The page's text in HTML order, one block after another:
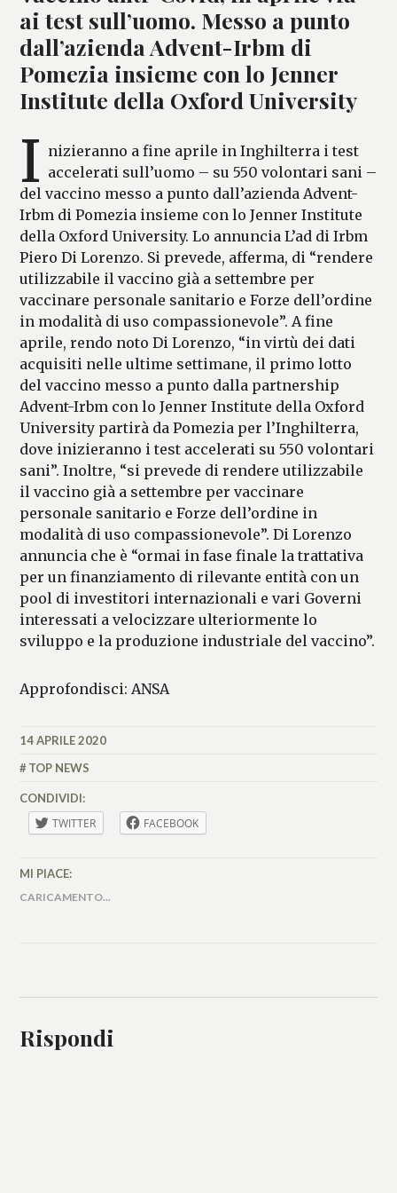
ai test sull’uomo. Messo a punto
dall’azienda Advent-Irbm di
Pomezia insieme con lo Jenner
Institute della Oxford University
I nizieranno a fine aprile in Inghilterra i test
accelerati sull’uomo – su 550 volontari sani –
del vaccino messo a punto dall’azienda Advent-
Irbm di Pomezia insieme con lo Jenner Institute
della Oxford University. Lo annuncia L’ad di Irbm
Piero Di Lorenzo. Si prevede, afferma, di “rendere
utilizzabile il vaccino già a settembre per
vaccinare personale sanitario e Forze dell’ordine
in modalità di uso compassionevole”. A fine
aprile, rendo noto Di Lorenzo, “in virtù dei dati
acquisiti nelle ultime settimane, il primo lotto
del vaccino messo a punto dalla partnership
Advent-Irbm con lo Jenner Institute della Oxford
University partirà da Pomezia per l’Inghilterra,
dove inizieranno i test accelerati su 550 volontari
sani”. Inoltre, “si prevede di rendere utilizzabile
il vaccino già a settembre per vaccinare
personale sanitario e Forze dell’ordine in
modalità di uso compassionevole”. Di Lorenzo
annuncia che è “ormai in fase finale la trattativa
per un finanziamento di rilevante entità con un
pool di investitori internazionali e vari Governi
interessati a velocizzare ulteriormente lo
sviluppo e la produzione industriale del vaccino”.
Approfondisci: ANSA
MATTEO
14 APRILE 2020
TOP NEWS
CONDIVIDI:
TWITTER FACEBOOK
MI PIACE:
CARICAMENTO...
Rispondi